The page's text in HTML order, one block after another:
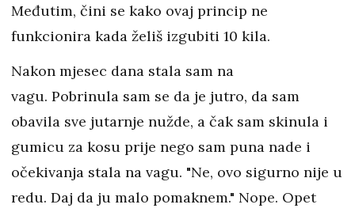
Međutim, čini se kako ovaj princip ne
funkcionira kada želiš izgubiti 10 kila.
Nakon mjesec dana stala sam na
vagu. Pobrinula sam se da je jutro, da sam
obavila sve jutarnje nužde, a čak sam skinula i
gumicu za kosu prije nego sam puna nade i
očekivanja stala na vagu. "Ne, ovo sigurno nije u
redu. Daj da ju malo pomaknem." Nope. Opet